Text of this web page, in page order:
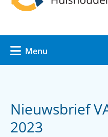
worden
of
geweigerd.
Menu
Nieuwsbrief
2023